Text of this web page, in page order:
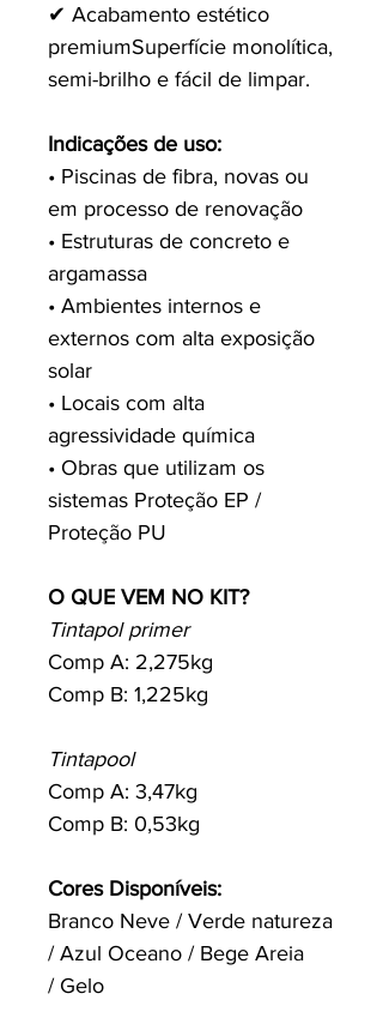
✔ Acabamento estético
premium Superfície monolítica,
semi-brilho e fácil de limpar.
Indicações de uso:
• Piscinas de fibra, novas ou
em processo de renovação
• Estruturas de concreto e
argamassa
• Ambientes internos e
externos com alta exposição
solar
• Locais com alta
agressividade química
• Obras que utilizam os
sistemas Proteção EP /
Proteção PU
O QUE VEM NO KIT?
Tintapol primer
Comp A: 2,275kg
Comp B: 1,225kg
Tintapool
Comp A: 3,47kg
Comp B: 0,53kg
Cores Disponíveis:
Branco Neve / Verde natureza
/ Azul Oceano / Bege Areia
/ Gelo